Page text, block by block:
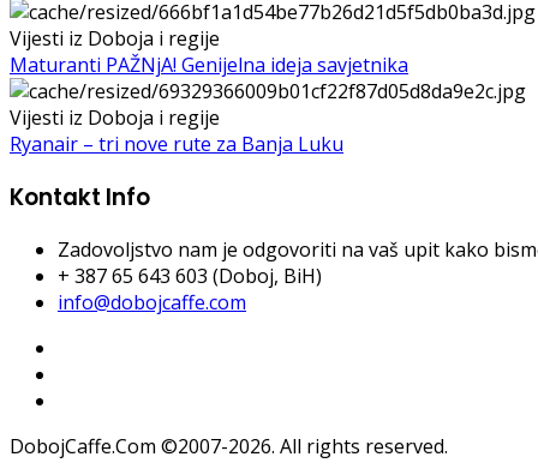
Vijesti iz Doboja i regije
Maturanti PAŽNjA! Genijelna ideja savjetnika
Vijesti iz Doboja i regije
Ryanair – tri nove rute za Banja Luku
Kontakt Info
Zadovoljstvo nam je odgovoriti na vaš upit kako
+ 387 65 643 603 (Doboj, BiH)
info@dobojcaffe.com
DobojCaffe.Com ©2007-2026. All rights reserved.